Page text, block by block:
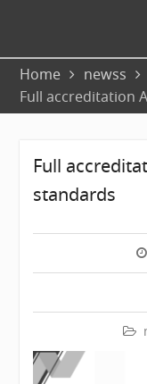
Home
newss
Full accreditation
Full
standards